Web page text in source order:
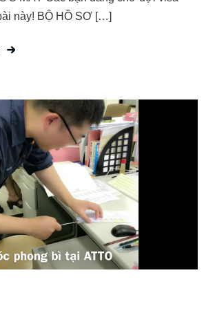
này! BỘ HỒ SƠ […]